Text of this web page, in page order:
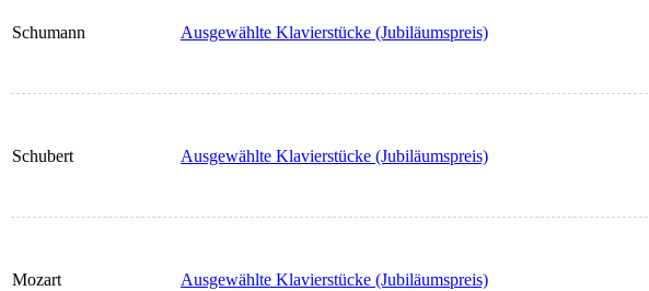
Schumann Ausgewählte Klavierstücke (Jubiläumspreis)
Schubert Ausgewählte Klavierstücke (Jubiläumspreis)
Mozart Ausgewählte Klavierstücke (Jubiläumspreis)